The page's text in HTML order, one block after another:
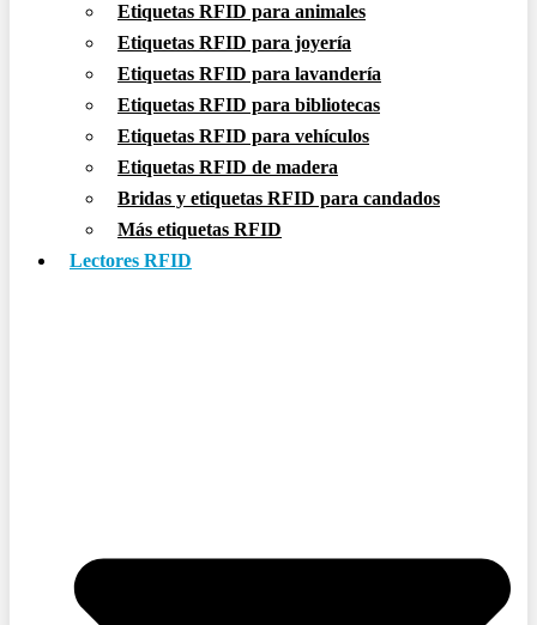
Etiquetas RFID para animales
Etiquetas RFID para joyería
Etiquetas RFID para lavandería
Etiquetas RFID para bibliotecas
Etiquetas RFID para vehículos
Etiquetas RFID de madera
Bridas y etiquetas RFID para candados
Más etiquetas RFID
Lectores RFID